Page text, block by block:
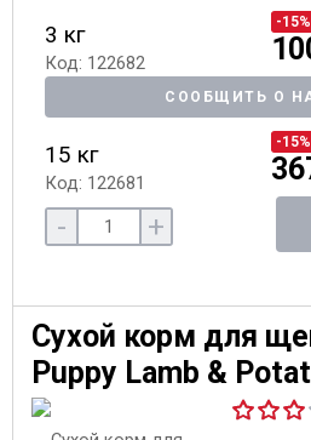
3 кг
Код: 122682
-15%
СООБЩИТЬ О
15 кг
Код: 122681
-15%
- +
Сухой корм для
Puppy Lamb &